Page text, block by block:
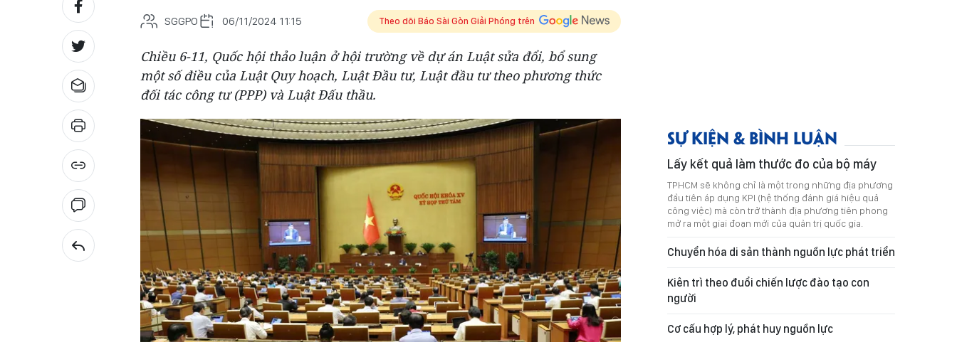
SGGPO 06/11/2024 11:15 Theo dõi Báo Sài Gòn Giải Phóng trên
Chiều 6-11, Quốc hội thảo luận ở hội trường về dự án Luật sửa đổi, bổ sung
một số điều của Luật Quy hoạch, Luật Đầu tư, Luật đầu tư theo phương thức
đối tác công tư (PPP) và Luật Đấu thầu.
SỰ KIỆN & BÌNH LUẬN
Lấy kết quả làm thước đo của bộ máy
TPHCM sẽ không chỉ là một trong những địa phương
đầu tiên áp dụng KPI (hệ thống đánh giá hiệu quả
công việc) mà còn trở thành địa phương tiên phong
mở ra một giai đoạn mới của quản trị quốc gia.
Chuyển hóa di sản thành nguồn lực phát triển
Kiên trì theo đuổi chiến lược đào tạo con
người
Cơ cấu hợp lý, phát huy nguồn lực